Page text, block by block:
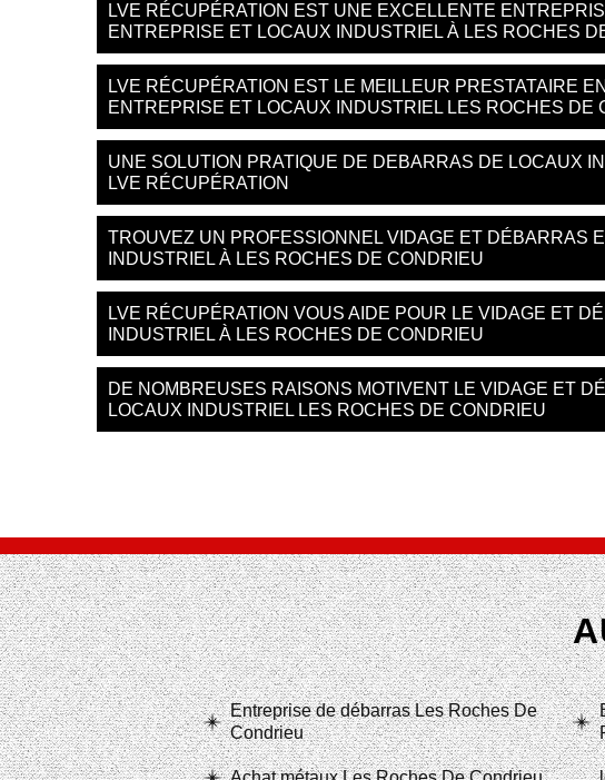
LVE RÉCUPÉRATION EST UNE EXCELLENTE
ENTREPRISE ET LOCAUX INDUSTRIEL À LES ROCHES
LVE RÉCUPÉRATION EST LE MEILLEUR PRESTATAIRE
ENTREPRISE ET LOCAUX INDUSTRIEL LES ROCHES DE
UNE SOLUTION PRATIQUE DE DEBARRAS DE LOCAUX
LVE RÉCUPÉRATION
TROUVEZ UN PROFESSIONNEL VIDAGE ET DÉBARRAS
INDUSTRIEL À LES ROCHES DE CONDRIEU
LVE RÉCUPÉRATION VOUS AIDE POUR LE VIDAGE ET
INDUSTRIEL À LES ROCHES DE CONDRIEU
DE NOMBREUSES RAISONS MOTIVENT LE VIDAGE ET
LOCAUX INDUSTRIEL LES ROCHES DE CONDRIEU
Entreprise de débarras Les Roches De
Condrieu